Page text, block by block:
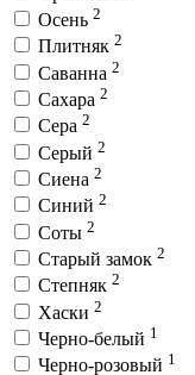
Осень 2
Плитняк 2
Саванна 2
Сахара 2
Сера 2
Серый 2
Сиена 2
Синий 2
Соты 2
Старый замок 2
Степняк 2
Хаски 2
Черно-белый 1
Черно-розовый 1